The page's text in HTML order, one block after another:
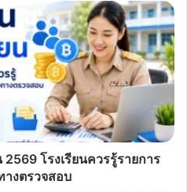
โรงเรียนควรรู้รายการ
างตรวจสอบ